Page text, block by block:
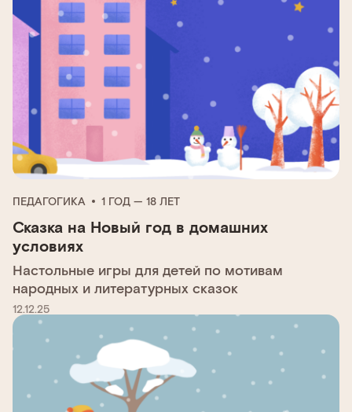
ПЕДАГОГИКА 1 ГОД — 18 ЛЕТ
Сказка на Новый год в домашних
условиях
Настольные игры для детей по мотивам
народных и литературных сказок
12.12.25